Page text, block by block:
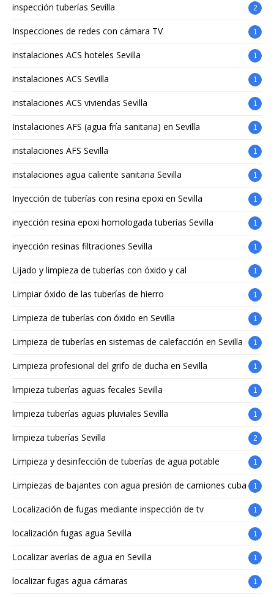
inspección tuberías Sevilla 2
Inspecciones de redes con cámara TV 1
instalaciones ACS hoteles Sevilla 1
instalaciones ACS Sevilla 1
instalaciones ACS viviendas Sevilla 1
Instalaciones AFS (agua fría sanitaria) en Sevilla 1
instalaciones AFS Sevilla 1
instalaciones agua caliente sanitaria Sevilla 1
Inyección de tuberías con resina epoxi en Sevilla 1
inyección resina epoxi homologada tuberías Sevilla 1
inyección resinas filtraciones Sevilla 1
Lijado y limpieza de tuberías con óxido y cal 1
Limpiar óxido de las tuberías de hierro 1
Limpieza de tuberías con óxido en Sevilla 1
Limpieza de tuberías en sistemas de calefacción en Sevilla 1
Limpieza profesional del grifo de ducha en Sevilla 1
limpieza tuberías aguas fecales Sevilla 1
limpieza tuberías aguas pluviales Sevilla 1
limpieza tuberías Sevilla 2
Limpieza y desinfección de tuberías de agua potable 1
Limpiezas de bajantes con agua presión de camiones cuba 1
Localización de fugas mediante inspección de tv 1
localización fugas agua Sevilla 1
Localizar averías de agua en Sevilla 1
localizar fugas agua cámaras 1